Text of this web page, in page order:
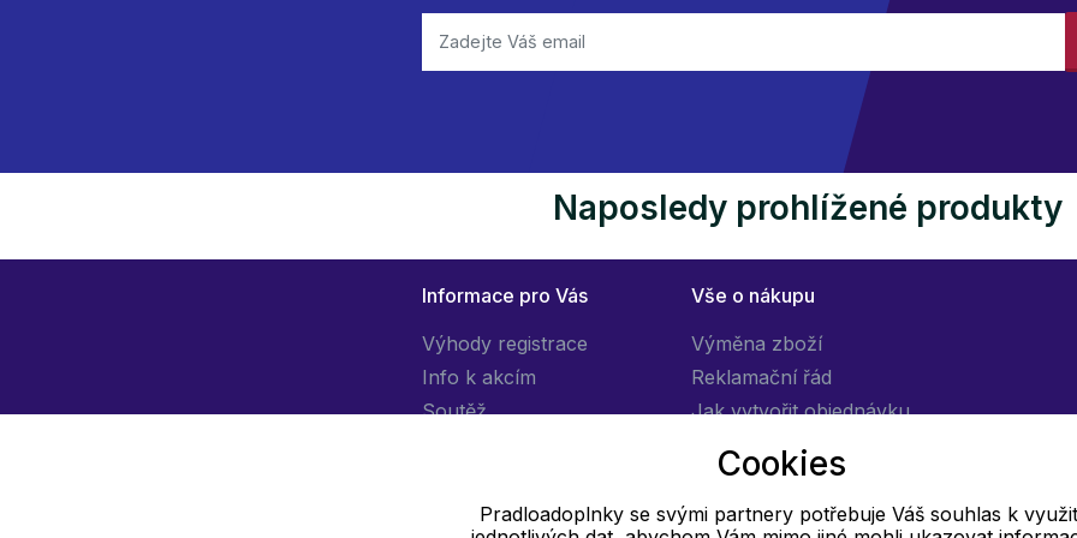
Naposledy prohlížené produkty
Informace pro Vás
Výhody registrace
Info k akcím
Soutěž
Vše o nákupu
Výměna zboží
Reklamační řád
Jak vytvořit objednávku
Obchodní podmínky
Doprava
Cookies
Pradloadoplnky se svými partnery potřebuje Váš souhlas k